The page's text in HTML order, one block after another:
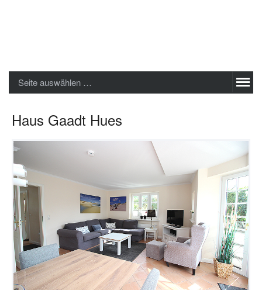
Seite auswählen …
Haus Gaadt Hues